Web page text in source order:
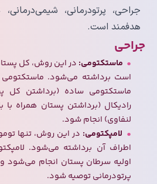
جراحی، پرتودرمانی،
هدفمند است.
جراحی
ماستکتومی: در این روش، کل
است برداشته می‌شود.
ماستکتومی ساده (برداشتن کل
رادیکال (برداشتن پستان همراه
لنفاوی) انجام شود.
لامپکتومی: در این روش، تنها
اطراف آن برداشته می‌شود.
اولیه سرطان پستان انجام
پرتودرمانی توصیه شود.